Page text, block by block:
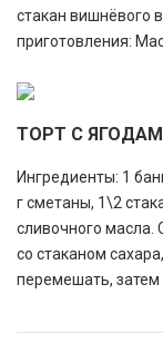
стакан вишнёвого
приготовления:
ТОРТ С
Ингредиенты: 1
г сметаны, 1\2
сливочного масла.
со стаканом
перемешать, затем